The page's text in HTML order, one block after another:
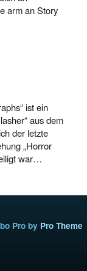
arm an Story
ist ein
aus dem
der letzte
„Horror
war…
Pro by Pro Theme